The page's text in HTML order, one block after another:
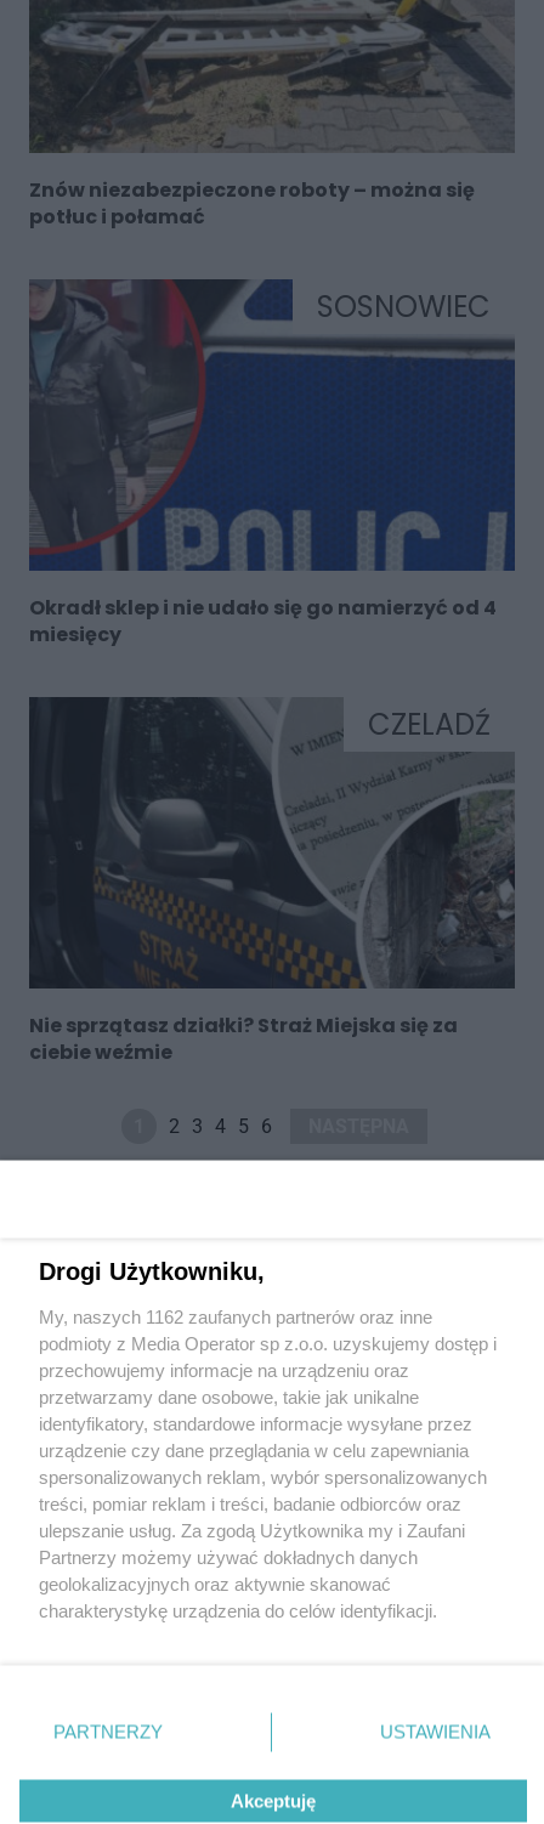
Znów niezabezpieczone roboty – można się
potłuc i połamać
SOSNOWIEC
Okradł sklep i nie udało się go namierzyć od 4
miesięcy
CZELADŹ
Nie sprzątasz działki? Straż Miejska się za
ciebie weźmie
2 3 4 5 6
Wydawca mediówlokalnych
Nie zapomnij
zapoznać się z:
polityką prywatności
Twojemiasto
Piekary Śląskie
Chorzów
Tarnowskie Góry
Knurów
Skontakuj sięz nami
Kontakt
Redakcja
Newsletter
Drogi Użytkowniku,
My, naszych 1162 zaufanych partnerów oraz inne
podmioty z Media Operator sp z.o.o. uzyskujemy dostęp i
przechowujemy informacje na urządzeniu oraz
przetwarzamy dane osobowe, takie jak unikalne
identyfikatory, standardowe informacje wysyłane przez
urządzenie czy dane przeglądania w celu zapewniania
spersonalizowanych reklam, wybór spersonalizowanych
treści, pomiar reklam i treści, badanie odbiorców oraz
ulepszanie usług. Za zgodą Użytkownika my i Zaufani
Partnerzy możemy używać dokładnych danych
geolokalizacyjnych oraz aktywnie skanować
charakterystykę urządzenia do celów identyfikacji.
zmienić/wycofać klikając przycisk ustawień prywatności
znajdujący się w lewym dolnym rogu strony
rodzaje przetwarzania danych nie wymagają zgody
użytkownika, ale masz prawo sprzeciwić się takiemu
PARTNERZY USTAWIENIA
Akceptuję